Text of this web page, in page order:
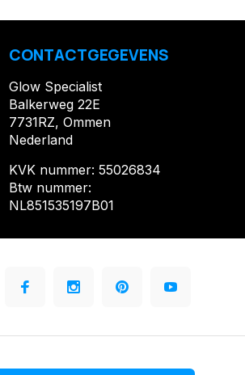
CONTACTGEGEVENS
Glow Specialist
Balkerweg 22E
7731RZ, Ommen
Nederland
KVK nummer: 55026834
Btw nummer:
NL851535197B01